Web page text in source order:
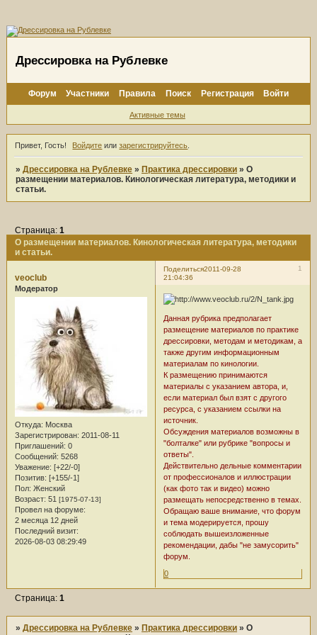
Дрессировка на Рублевке
Форум Участники Правила Поиск Регистрация Войти
Активные темы
Привет, Гость! Войдите илизарегистрируйтесь
»Дрессировка на Рублевке » Практика дрессировки »О
размещении материалов. Кинологическая литература, методики и
статьи.
О размещении материалов. Кинологическая литература, методики
и статьи.
Страница:1
Поделиться 1
2011-09-28
21:04:36
veoclub
Модератор
Откуда: Москва
Зарегистрирован: 2011-08-11
Приглашений: 0
Сообщений: 5268
Уважение: [+22/-0]
Позитив: [+155/-1]
Пол: Женский
Возраст: 51 [1975-07-13]
Провел на форуме:
2 месяца 12 дней
Последний визит:
2026-08-03 08:29:49
Данная рубрика предполагает
размещение материалов по практике
дрессировки, методам и методикам, а
также другим информационным
материалам по кинологии.
К размещению принимаются
материалы с указанием автора, и,
если материал был взят с другого
ресурса, с указанием ссылки на
источник.
Обсуждения материалов возможны в
"болталке" или рубрике "вопросы и
ответы".
Действительно дельные комментарии
от профессионалов и иллюстрации
(как фото так и видео) можно
размещать непосредственно в темах.
Обращаю ваше внимание, что форум
и тема модерируется, прошу
соблюдать вышеизложенные
рекомендации, дабы "не замусорить"
форум.
0
Страница:1
»Дрессировка на Рублевке » Практика дрессировки »О